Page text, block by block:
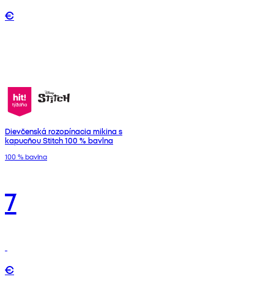
€
Dievčenská rozopínacia mikina s
kapucňou Stitch 100 % bavlna
100 % bavlna
7
€